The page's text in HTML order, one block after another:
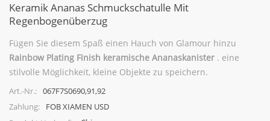
Keramik Ananas Schmuckschatulle Mit
Regenbogenüberzug
Fügen Sie diesem Spaß einen Hauch von Glamour hinzu
Rainbow Plating Finish keramische Ananaskanister . eine
stilvolle Möglichkeit, kleine Objekte zu speichern.
Art.-Nr.: 067F7S0690,91,92
Zahlung:
FOB XIAMEN USD